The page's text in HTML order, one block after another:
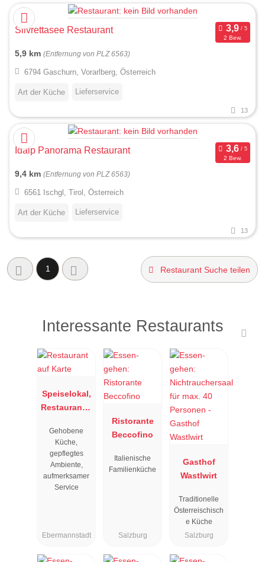
Silvrettasee Restaurant
2 Bew.
5,9 km (Entfernung von PLZ 6563)
6794 Gaschurn, Vorarlberg, Österreich
Art der Küche Lieferservice
13
Idalp Panorama Restaurant
2 Bew.
9,4 km (Entfernung von PLZ 6563)
6561 Ischgl, Tirol, Österreich
Art der Küche Lieferservice
13
1 Restaurant Suche teilen
Interessante Restaurants
Speiselokal,
Restaurant "
"
Gehobene
Küche,
gepflegtes
Ambiente,
aufmerksamer
Service
Ebermannstadt
Ristorante
Beccofino
Italienische
Familienküche
Salzburg
Gasthof
Wastlwirt
Traditionelle
Österreischisch
e Küche
Salzburg